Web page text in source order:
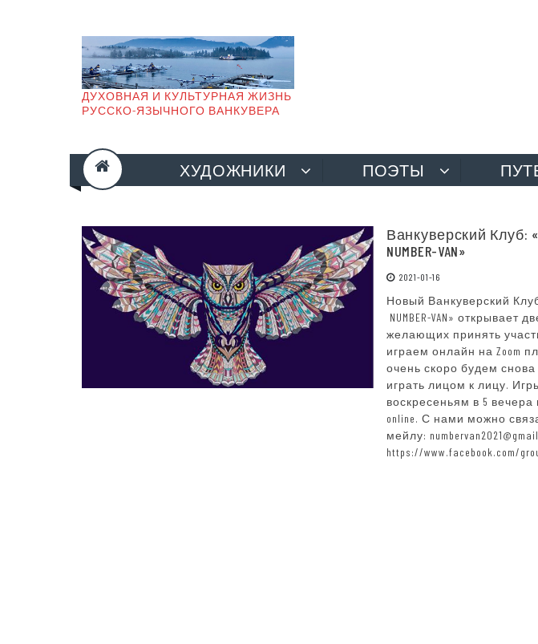
ДУХОВНАЯ И КУЛЬТУРНАЯ ЖИЗНЬ
РУССКО-ЯЗЫЧНОГО ВАНКУВЕРА
ХУДОЖНИКИ ПОЭТЫ
Ванкуверский Клуб:
NUMBER-VAN»
2021-01-16
Новый Ванкуверский
NUMBER-VAN» открывает
желающих принять
играем онлайн на Zoom
очень скоро будем
играть лицом к лицу.
воскресеньям в 5 вечера
online. С нами можно
мейлу:
https://www.facebook.com/